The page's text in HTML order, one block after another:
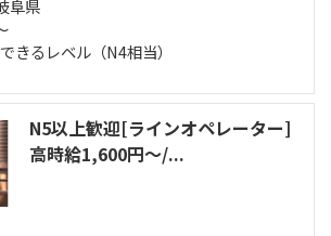
阜県
きるレベル（N4相当）
N5以上歓迎[ラインオペレーター]
高時給1,600円～/...